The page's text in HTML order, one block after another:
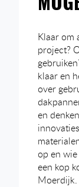
Klaar om
project?
klaar en
over
en
op en
een kop
Moerdijk.